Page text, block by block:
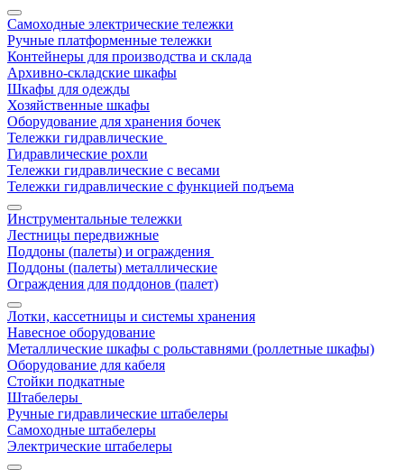
Самоходные электрические тележки
Ручные платформенные тележки
Контейнеры для производства и склада
Архивно-складские шкафы
Шкафы для одежды
Хозяйственные шкафы
Оборудование для хранения бочек
Тележки гидравлические
Гидравлические рохли
Тележки гидравлические с весами
Тележки гидравлические с функцией подъема
Инструментальные тележки
Лестницы передвижные
Поддоны (палеты) и ограждения
Поддоны (палеты) металлические
Ограждения для поддонов (палет)
Лотки, кассетницы и системы хранения
Навесное оборудование
Металлические шкафы с рольставнями (роллетные шкафы)
Оборудование для кабеля
Стойки подкатные
Штабелеры
Ручные гидравлические штабелеры
Самоходные штабелеры
Электрические штабелеры